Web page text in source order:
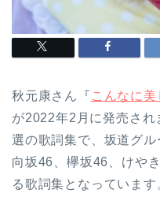
秋元康さん『 こんなに
が2022年2月に発売され
選の歌詞集で、坂道グ
向坂46、欅坂46、けや
る歌詞集となっています